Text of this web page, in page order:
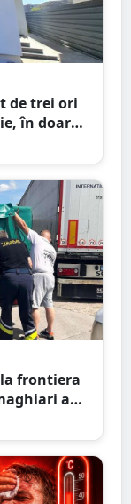
de trei ori
în doar
la frontiera
au